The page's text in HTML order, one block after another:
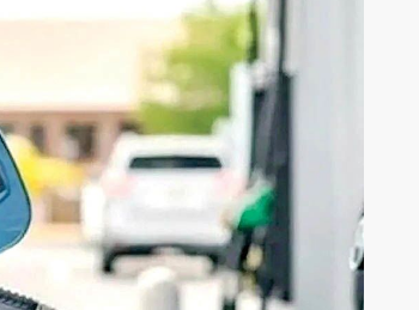
زنگ خطر انباشت نیاز در بازار مسکن؛ فنر
قیمت‌ها فشرده شده
کارنامه مردود محسن پاک‌
درآمد ارزی تا بازی